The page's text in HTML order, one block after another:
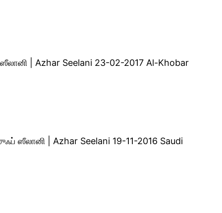
| Azhar Seelani 23-02-2017 Al-Khobar
ஸீலானி | Azhar Seelani 19-11-2016 Saudi